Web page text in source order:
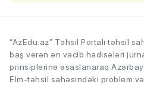
“AzEdu.az” Təhsil Portalı təhsil
baş verən ən vacib hadisələri
prinsiplərinə əsaslanaraq
Elm-təhsil sahəsindəki problem